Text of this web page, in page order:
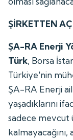
ŞİRKETTEN
ŞA-RA Enerji
Türk, Borsa
Türkiye'nin
ŞA-RA Enerji
yaşadıklarını
sadece mevcut